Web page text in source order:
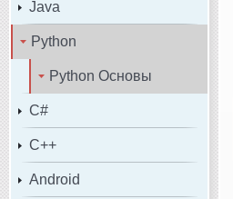
Java
Python
Python Основы
C#
C++
Android